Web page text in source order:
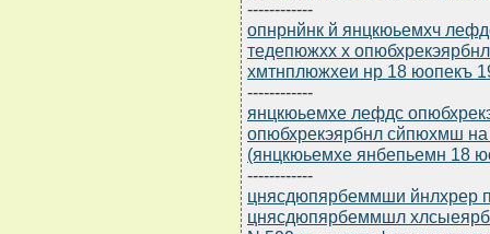
------------
опнрнйнк й янцкюьемхч
тедепюжхх х
хмтнплюжхеи нр 18 юопекъ
------------
янцкюьемхе лефдс
опюбхрекэярбнл сйпюхмш
(янцкюьемхе янбепьемн 18
------------
цнясдюпярбеммши йнлхрер
цнясдюпярбеммшл